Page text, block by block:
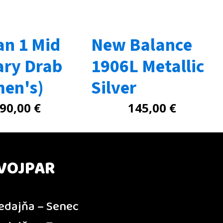
1 Mid
Drab
90,00 €
New Balance
1906L Metallic
Silver
145,00 €
– Senec